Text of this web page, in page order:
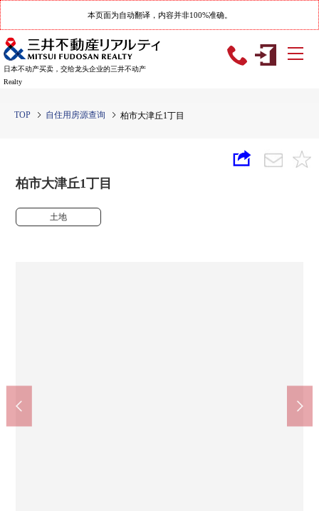
本页面为自动翻译，内容并非100%准确。
日本不动产买卖，交给龙头企业的三井不动产
Realty
TOP 自住用房源查询 柏市大津丘1丁目
柏市大津丘1丁目
土地